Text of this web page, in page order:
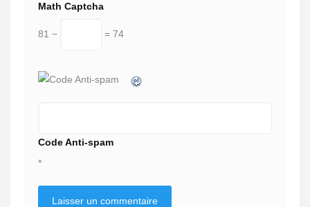
Math Captcha
81 − = 74
Code Anti-spam
*